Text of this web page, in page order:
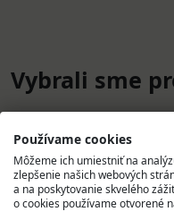
Vybrali sme
Používame cookies
Môžeme ich umiestniť na
zlepšenie našich webových
a na poskytovanie skvelého
o cookies používame otvorené